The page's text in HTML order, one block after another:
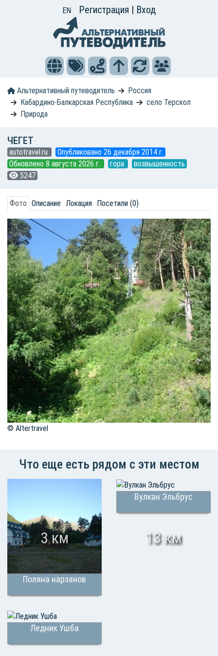
EN Регистрация | Вход
Альтернативный путеводитель
Россия
Кабардино-Балкарская Республика
село Терскол
Природа
ЧЕГЕТ
autotravel.ru
Опубликовано 26 декабря 2014 г.
Обновлено 8 августа 2026 г.
гора
возвышенность
5247
Фото Описание Локация Посетили (0)
© Altertravel
Что еще есть рядом с эти местом
Поляна нарзанов
3 км
Вулкан Эльбрус
13 км
Ледник Ушба